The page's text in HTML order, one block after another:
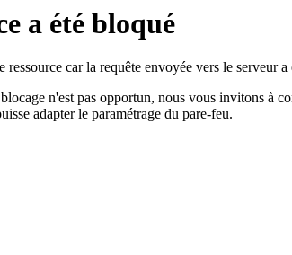
a été bloqué
car la requête envoyée vers le serveur a
n'est pas opportun, nous vous invitons à
adapter le paramétrage du pare-feu.